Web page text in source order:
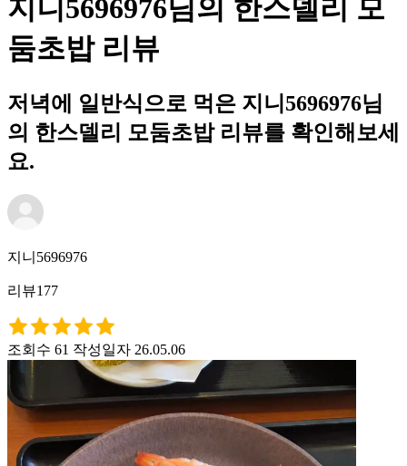
지니5696976님의 한스델리 모
둠초밥 리뷰
저녁에 일반식으로 먹은 지니5696976님
의 한스델리 모둠초밥 리뷰를 확인해보세
요.
지니5696976
리뷰177
조회수 61 작성일자 26.05.06